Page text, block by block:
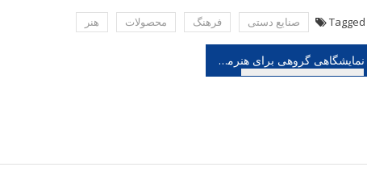
Tagged صنایع دستی فرهنگ محصولات هنر
راهبری
نمایشگاهی گروهی برای هنرمندان توانیاب